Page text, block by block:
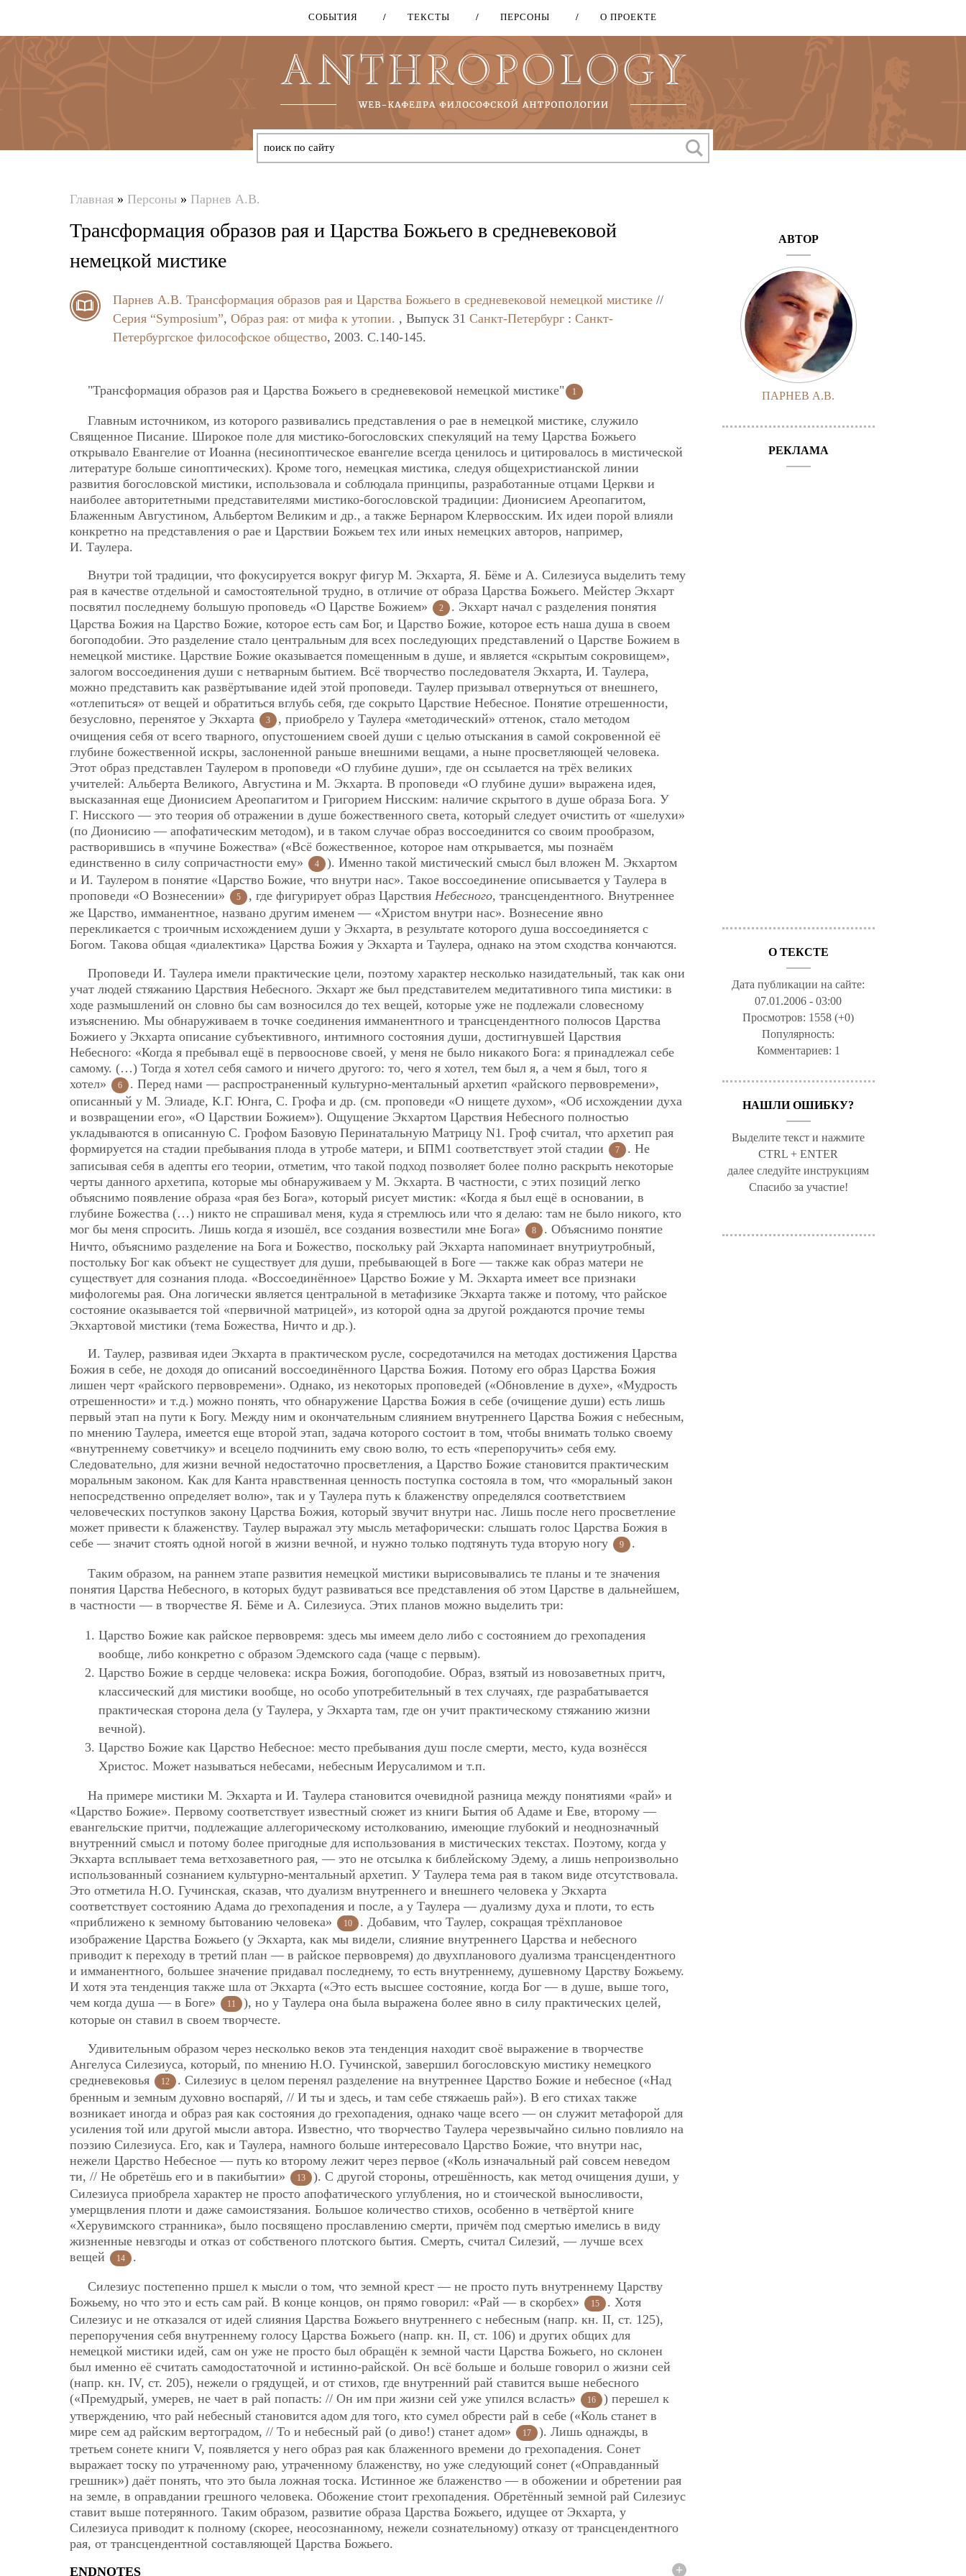
Перейти
основному
содержанию
СОБЫТИЯ ТЕКСТЫ ПЕРСОНЫ О ПРОЕКТЕ
здесь
Главная » Персоны » Парнев А.В.
Трансформация образов рая и Царства Божьего в средневековой
немецкой мистике
Парнев А.В. Трансформация образов рая и Царства Божьего в средневековой немецкой мистике //
Серия “Symposium”, Образ рая: от мифа к утопии. , Выпуск 31 Санкт-Петербург : Санкт-
Петербургское философское общество, 2003. C.140-145.
"Трансформация образов рая и Царства Божьего в средневековой немецкой мистике" 1
Главным источником, из которого развивались представления о рае в немецкой мистике, служило
Священное Писание. Широкое поле для мистико-богословских спекуляций на тему Царства Божьего
открывало Евангелие от Иоанна (несиноптическое евангелие всегда ценилось и цитировалось в мистической
литературе больше синоптических). Кроме того, немецкая мистика, следуя общехристианской линии
развития богословской мистики, использовала и соблюдала принципы, разработанные отцами Церкви и
наиболее авторитетными представителями мистико-богословской традиции: Дионисием Ареопагитом,
Блаженным Августином, Альбертом Великим и др., а также Бернаром Клервосским. Их идеи порой влияли
конкретно на представления о рае и Царствии Божьем тех или иных немецких авторов, например,
И. Таулера.
Внутри той традиции, что фокусируется вокруг фигур М. Экхарта, Я. Бёме и А. Силезиуса выделить тему
рая в качестве отдельной и самостоятельной трудно, в отличие от образа Царства Божьего. Мейстер Экхарт
посвятил последнему большую проповедь «О Царстве Божием»
2
. Экхарт начал с разделения понятия
Царства Божия на Царство Божие, которое есть сам Бог, и Царство Божие, которое есть наша душа в своем
богоподобии. Это разделение стало центральным для всех последующих представлений о Царстве Божием в
немецкой мистике. Царствие Божие оказывается помещенным в душе, и является «скрытым сокровищем»,
залогом воссоединения души с нетварным бытием. Всё творчество последователя Экхарта, И. Таулера,
можно представить как развёртывание идей этой проповеди. Таулер призывал отвернуться от внешнего,
«отлепиться» от вещей и обратиться вглубь себя, где сокрыто Царствие Небесное. Понятие отрешенности,
безусловно, перенятое у Экхарта
3
, приобрело у Таулера «методический» оттенок, стало методом
очищения себя от всего тварного, опустошением своей души с целью отыскания в самой сокровенной её
глубине божественной искры, заслоненной раньше внешними вещами, а ныне просветляющей человека.
Этот образ представлен Таулером в проповеди «О глубине души», где он ссылается на трёх великих
учителей: Альберта Великого, Августина и М. Экхарта. В проповеди «О глубине души» выражена идея,
высказанная еще Дионисием Ареопагитом и Григорием Нисским: наличие скрытого в душе образа Бога. У
Г. Нисского — это теория об отражении в душе божественного света, который следует очистить от «шелухи»
(по Дионисию — апофатическим методом), и в таком случае образ воссоединится со своим прообразом,
растворившись в «пучине Божества» («Всё божественное, которое нам открывается, мы познаём
единственно в силу сопричастности ему»
4
). Именно такой мистический смысл был вложен М. Экхартом
и И. Таулером в понятие «Царство Божие, что внутри нас». Такое воссоединение описывается у Таулера в
проповеди «О Вознесении»
5 , где фигурирует образ Царствия Небесного, трансцендентного. Внутреннее
же Царство, имманентное, названо другим именем — «Христом внутри нас». Вознесение явно
перекликается с троичным исхождением души у Экхарта, в результате которого душа воссоединяется с
Богом. Такова общая «диалектика» Царства Божия у Экхарта и Таулера, однако на этом сходства кончаются.
Проповеди И. Таулера имели практические цели, поэтому характер несколько назидательный, так как они
учат людей стяжанию Царствия Небесного. Экхарт же был представителем медитативного типа мистики: в
ходе размышлений он словно бы сам возносился до тех вещей, которые уже не подлежали словесному
изъяснению. Мы обнаруживаем в точке соединения имманентного и трансцендентного полюсов Царства
Божиего у Экхарта описание субъективного, интимного состояния души, достигнувшей Царствия
Небесного: «Когда я пребывал ещё в первооснове своей, у меня не было никакого Бога: я принадлежал себе
самому. (…) Тогда я хотел себя самого и ничего другого: то, чего я хотел, тем был я, а чем я был, того я
хотел»
6 . Перед нами — распространенный культурно-ментальный архетип «райского первовремени»,
описанный у М. Элиаде, К.Г. Юнга, С. Грофа и др. (см. проповеди «О нищете духом», «Об исхождении духа
и возвращении его», «О Царствии Божием»). Ощущение Экхартом Царствия Небесного полностью
укладываются в описанную С. Грофом Базовую Перинатальную Матрицу N1. Гроф считал, что архетип рая
формируется на стадии пребывания плода в утробе матери, и БПМ1 соответствует этой стадии
7
. Не
записывая себя в адепты его теории, отметим, что такой подход позволяет более полно раскрыть некоторые
черты данного архетипа, которые мы обнаруживаем у М. Экхарта. В частности, с этих позиций легко
объяснимо появление образа «рая без Бога», который рисует мистик: «Когда я был ещё в основании, в
глубине Божества (…) никто не спрашивал меня, куда я стремлюсь или что я делаю: там не было никого, кто
мог бы меня спросить. Лишь когда я изошёл, все создания возвестили мне Бога»
8
. Объяснимо понятие
Ничто, объяснимо разделение на Бога и Божество, поскольку рай Экхарта напоминает внутриутробный,
постольку Бог как объект не существует для души, пребывающей в Боге — также как образ матери не
существует для сознания плода. «Воссоединённое» Царство Божие у М. Экхарта имеет все признаки
мифологемы рая. Она логически является центральной в метафизике Экхарта также и потому, что райское
состояние оказывается той «первичной матрицей», из которой одна за другой рождаются прочие темы
Экхартовой мистики (тема Божества, Ничто и др.).
И. Таулер, развивая идеи Экхарта в практическом русле, сосредотачился на методах достижения Царства
Божия в себе, не доходя до описаний воссоединённого Царства Божия. Потому его образ Царства Божия
лишен черт «райского первовремени». Однако, из некоторых проповедей («Обновление в духе», «Мудрость
отрешенности» и т.д.) можно понять, что обнаружение Царства Божия в себе (очищение души) есть лишь
первый этап на пути к Богу. Между ним и окончательным слиянием внутреннего Царства Божия с небесным,
по мнению Таулера, имеется еще второй этап, задача которого состоит в том, чтобы внимать только своему
«внутреннему советчику» и всецело подчинить ему свою волю, то есть «перепоручить» себя ему.
Следовательно, для жизни вечной недостаточно просветления, а Царство Божие становится практическим
моральным законом. Как для Канта нравственная ценность поступка состояла в том, что «моральный закон
непосредственно определяет волю», так и у Таулера путь к блаженству определялся соответствием
человеческих поступков закону Царства Божия, который звучит внутри нас. Лишь после него просветление
может привести к блаженству. Таулер выражал эту мысль метафорически: слышать голос Царства Божия в
себе — значит стоять одной ногой в жизни вечной, и нужно только подтянуть туда вторую ногу
9 .
Таким образом, на раннем этапе развития немецкой мистики вырисовывались те планы и те значения
понятия Царства Небесного, в которых будут развиваться все представления об этом Царстве в дальнейшем,
в частности — в творчестве Я. Бёме и А. Силезиуса. Этих планов можно выделить три:
Царство Божие как райское первовремя: здесь мы имеем дело либо с состоянием до грехопадения
вообще, либо конкретно с образом Эдемского сада (чаще с первым).
Царство Божие в сердце человека: искра Божия, богоподобие. Образ, взятый из новозаветных притч,
классический для мистики вообще, но особо употребительный в тех случаях, где разрабатывается
практическая сторона дела (у Таулера, у Экхарта там, где он учит практическому стяжанию жизни
вечной).
Царство Божие как Царство Небесное: место пребывания душ после смерти, место, куда вознёсся
Христос. Может называться небесами, небесным Иерусалимом и т.п.
На примере мистики М. Экхарта и И. Таулера становится очевидной разница между понятиями «рай» и
«Царство Божие». Первому соответствует известный сюжет из книги Бытия об Адаме и Еве, второму —
евангельские притчи, подлежащие аллегорическому истолкованию, имеющие глубокий и неоднозначный
внутренний смысл и потому более пригодные для использования в мистических текстах. Поэтому, когда у
Экхарта всплывает тема ветхозаветного рая, — это не отсылка к библейскому Эдему, а лишь непроизвольно
использованный сознанием культурно-ментальный архетип. У Таулера тема рая в таком виде отсутствовала.
Это отметила Н.О. Гучинская, сказав, что дуализм внутреннего и внешнего человека у Экхарта
соответствует состоянию Адама до грехопадения и после, а у Таулера — дуализму духа и плоти, то есть
«приближено к земному бытованию человека»
10
. Добавим, что Таулер, сокращая трёхплановое
изображение Царства Божьего (у Экхарта, как мы видели, слияние внутреннего Царства и небесного
приводит к переходу в третий план — в райское первовремя) до двухпланового дуализма трансцендентного
и имманентного, большее значение придавал последнему, то есть внутреннему, душевному Царству Божьему.
И хотя эта тенденция также шла от Экхарта («Это есть высшее состояние, когда Бог — в душе, выше того,
чем когда душа — в Боге»
11
), но у Таулера она была выражена более явно в силу практических целей,
которые он ставил в своем творчесте.
Удивительным образом через несколько веков эта тенденция находит своё выражение в творчестве
Ангелуса Силезиуса, который, по мнению Н.О. Гучинской, завершил богословскую мистику немецкого
средневековья
12
. Силезиус в целом перенял разделение на внутреннее Царство Божие и небесное («Над
бренным и земным духовно воспаряй, // И ты и здесь, и там себе стяжаешь рай»). В его стихах также
возникает иногда и образ рая как состояния до грехопадения, однако чаще всего — он служит метафорой для
усиления той или другой мысли автора. Известно, что творчество Таулера черезвычайно сильно повлияло на
поэзию Силезиуса. Его, как и Таулера, намного больше интересовало Царство Божие, что внутри нас,
нежели Царство Небесное — путь ко второму лежит через первое («Коль изначальный рай совсем неведом
ти, // Не обретёшь его и в пакибытии»
13
). С другой стороны, отрешённость, как метод очищения души, у
Силезиуса приобрела характер не просто апофатического углубления, но и стоической выносливости,
умерщвления плоти и даже самоистязания. Большое количество стихов, особенно в четвёртой книге
«Херувимского странника», было посвящено прославлению смерти, причём под смертью имелись в виду
жизненные невзгоды и отказ от собственого плотского бытия. Смерть, считал Силезий, — лучше всех
вещей
14 .
Силезиус постепенно пршел к мысли о том, что земной крест — не просто путь внутреннему Царству
Божьему, но что это и есть сам рай. В конце концов, он прямо говорил: «Рай — в скорбех»
15
. Хотя
Силезиус и не отказался от идей слияния Царства Божьего внутреннего с небесным (напр. кн. II, ст. 125),
перепоручения себя внутреннему голосу Царства Божьего (напр. кн. II, ст. 106) и других общих для
немецкой мистики идей, сам он уже не просто был обращён к земной части Царства Божьего, но склонен
был именно её считать самодостаточной и истинно-райской. Он всё больше и больше говорил о жизни сей
(напр. кн. IV, ст. 205), нежели о грядущей, и от стихов, где внутренний рай ставится выше небесного
(«Премудрый, умерев, не чает в рай попасть: // Он им при жизни сей уже упился всласть» 16
) перешел к
утверждению, что рай небесный становится адом для того, кто сумел обрести рай в себе («Коль станет в
мире сем ад райским вертоградом, // То и небесный рай (о диво!) станет адом»
17
). Лишь однажды, в
третьем сонете книги V, появляется у него образ рая как блаженного времени до грехопадения. Сонет
выражает тоску по утраченному раю, утраченному блаженству, но уже следующий сонет («Оправданный
грешник») даёт понять, что это была ложная тоска. Истинное же блаженство — в обожении и обретении рая
на земле, в оправдании грешного человека. Обожение стоит грехопадения. Обретённый земной рай Силезиус
ставит выше потерянного. Таким образом, развитие образа Царства Божьего, идущее от Экхарта, у
Силезиуса приводит к полному (скорее, неосознанному, нежели сознательному) отказу от трансцендентного
рая, от трансцендентной составляющей Царства Божьего.
ENDNOTES
АВТОР
ПАРНЕВ А.В.
РЕКЛАМА
О ТЕКСТЕ
Дата публикации на сайте:
07.01.2006 - 03:00
Просмотров: 1558 (+0)
Популярность:
Комментариев: 1
НАШЛИ ОШИБКУ?
Выделите текст и нажмите
CTRL + ENTER
далее следуйте инструкциям
Спасибо за участие!